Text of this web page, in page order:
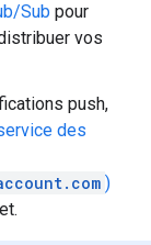
Sub pour
vos
push,
des
)